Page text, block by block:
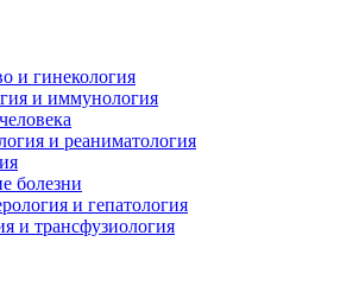
и гинекология
и иммунология
и реаниматология
болезни
и гепатология
и трансфузиология